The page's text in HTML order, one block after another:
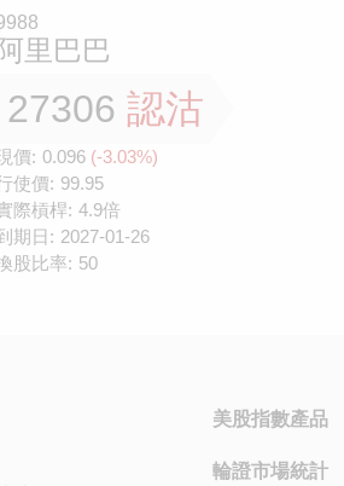
阿里巴巴
27306 認沽
價: 0.096 (-3.03%)
使價: 99.95
際槓桿: 4.9倍
期日: 2027-01-26
股比率: 50
美股指數產品
輪證市場統計